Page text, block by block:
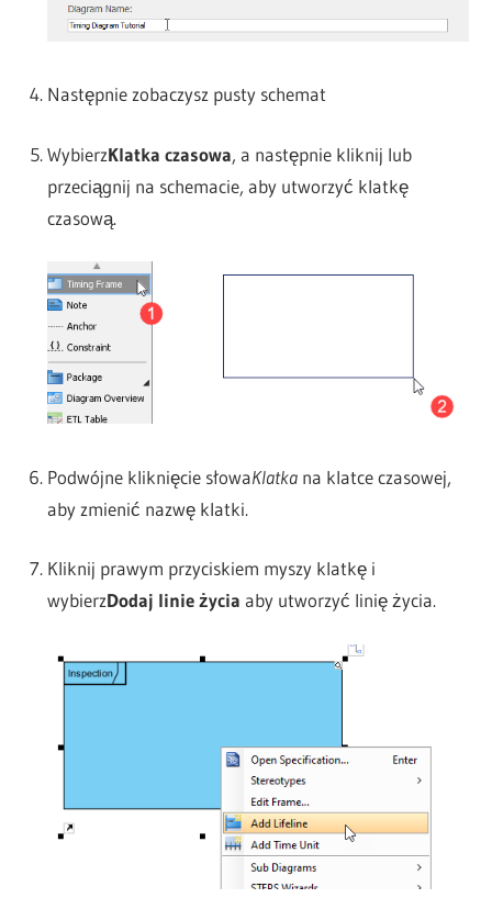
Następnie zobaczysz pusty schemat
WybierzKlatka czasowa, a następnie kliknij lub
przeciągnij na schemacie, aby utworzyć klatkę
czasową.
Podwójne kliknięcie słowaKlatkana klatce czasowej,
aby zmienić nazwę klatki.
Kliknij prawym przyciskiem myszy klatkę i
wybierzDodaj linie życia aby utworzyć linię życia.